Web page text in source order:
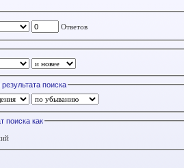
Ответов
поиска
поиска как